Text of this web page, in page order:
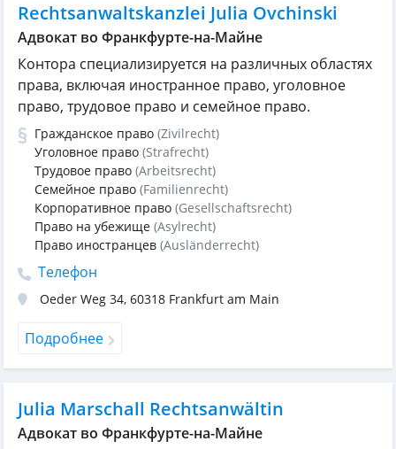
Rechtsanwaltskanzlei Julia Ovchinski
Адвокат во Франкфурте-на-Майне
Контора специализируется на различных областях
права, включая иностранное право, уголовное
право, трудовое право и семейное право.
Гражданское право (Zivilrecht)
Уголовное право (Strafrecht)
Трудовое право (Arbeitsrecht)
Семейное право (Familienrecht)
Корпоративное право (Gesellschaftsrecht)
Право на убежище (Asylrecht)
Право иностранцев (Ausländerrecht)
Телефон
Oeder Weg 34, 60318 Frankfurt am Main
Подробнее
Julia Marschall Rechtsanwältin
Адвокат во Франкфурте-на-Майне